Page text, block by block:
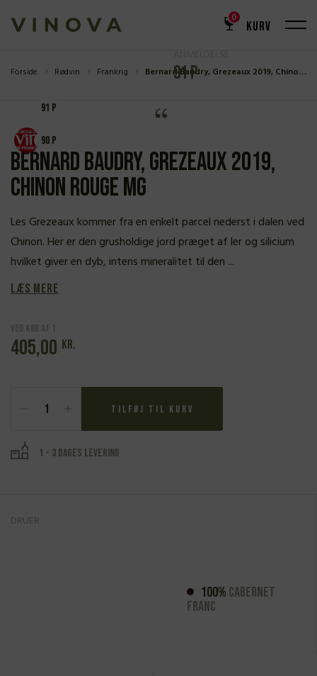
KURV
0
Forside Rødvin Frankrig Bernard Baudry, Grezeaux 2019, Chinon Rouge MG
91 P
90 P
91 P
Bernard Baudry, Grezeaux 2019,
Chinon Rouge MG
Les Grezeaux kommer fra en enkelt parcel nederst i dalen ved
Chinon. Her er den grusholdige jord præget af ler og silicium
hvilket giver en dyb, intens mineralitet til den ...
Læs mere
405,00 kr.
Baudry,
Chinon
Rouge
Tilføj til kurv
1 - 3 dages levering
100% Cabernet
Franc